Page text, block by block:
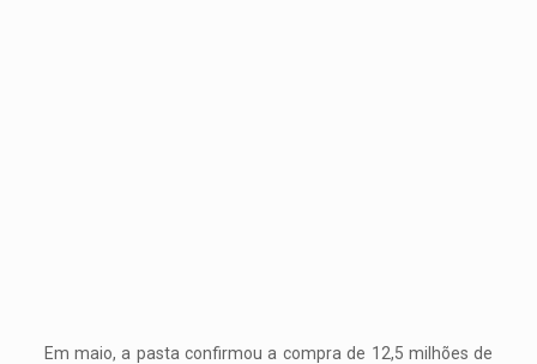
Em maio, a pasta confirmou a compra de 12,5 milhões de